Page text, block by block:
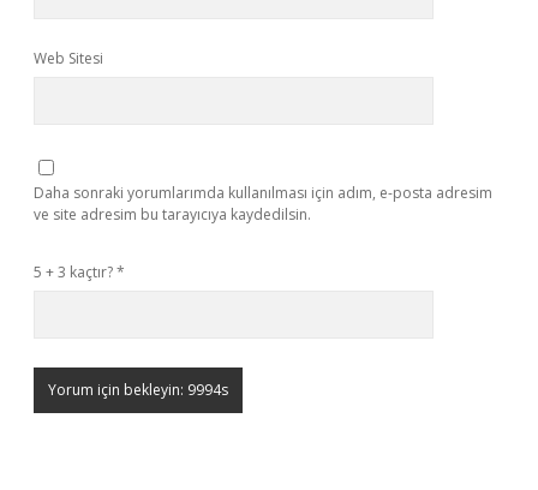
Web Sitesi
Daha sonraki yorumlarımda kullanılması için adım, e-posta adresim
ve site adresim bu tarayıcıya kaydedilsin.
5 + 3 kaçtır?*